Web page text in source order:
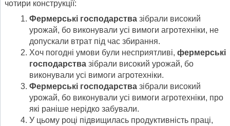
чотири конструкції:
Фермерські господарства зібрали високий
урожай, бо виконували усі вимоги агротехніки, не
допускали втрат під час збирання.
Хоч погодні умови були несприятливі, фермерські
господарства зібрали високий урожай, бо
виконували усі вимоги агротехніки.
Фермерські господарства зібрали високий
урожай, бо виконували усі вимоги агротехніки, про
які раніше нерідко забували.
У цьому році підвищилась продуктивність праці,